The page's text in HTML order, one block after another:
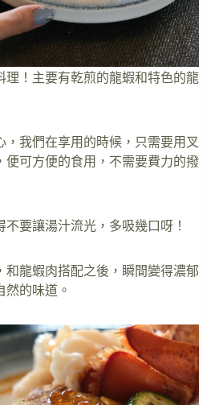
理！主要有乾煎的龍蝦和特色的龍
，我們在享用的時候，只需要用叉
便可方便的食用，不需要費力的撥
要讓湯汁流光，多吸幾口呀！
和龍蝦肉搭配之後，瞬間變得濃郁
然的味道。